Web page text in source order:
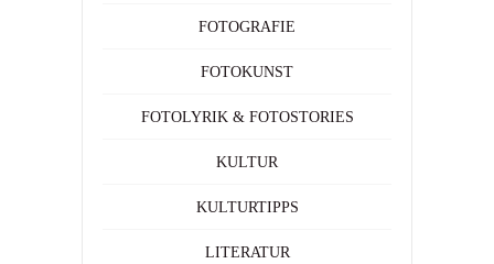
FOTOGRAFIE
FOTOKUNST
FOTOLYRIK & FOTOSTORIES
KULTUR
KULTURTIPPS
LITERATUR